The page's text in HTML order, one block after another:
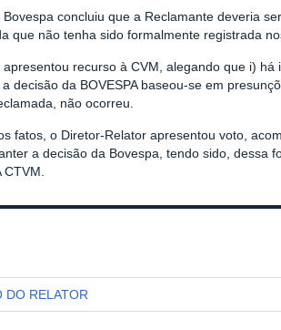
concluiu que a Reclamante deveria
que não tenha sido formalmente registrada
apresentou recurso à CVM, alegando que i)
a decisão da BOVESPA baseou-se em
não ocorreu.
fatos, o Diretor-Relator apresentou voto,
a decisão da Bovespa, tendo sido, dessa
DO RELATOR